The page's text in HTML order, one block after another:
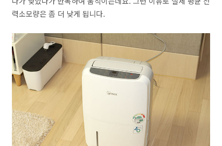
력소모량은 좀 더 낮게 됩니다.